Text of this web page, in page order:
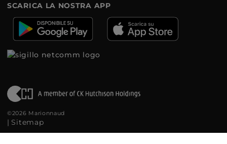
SCARICA LA NOSTRA APP
©2026 Marionnaud
| Sitemap